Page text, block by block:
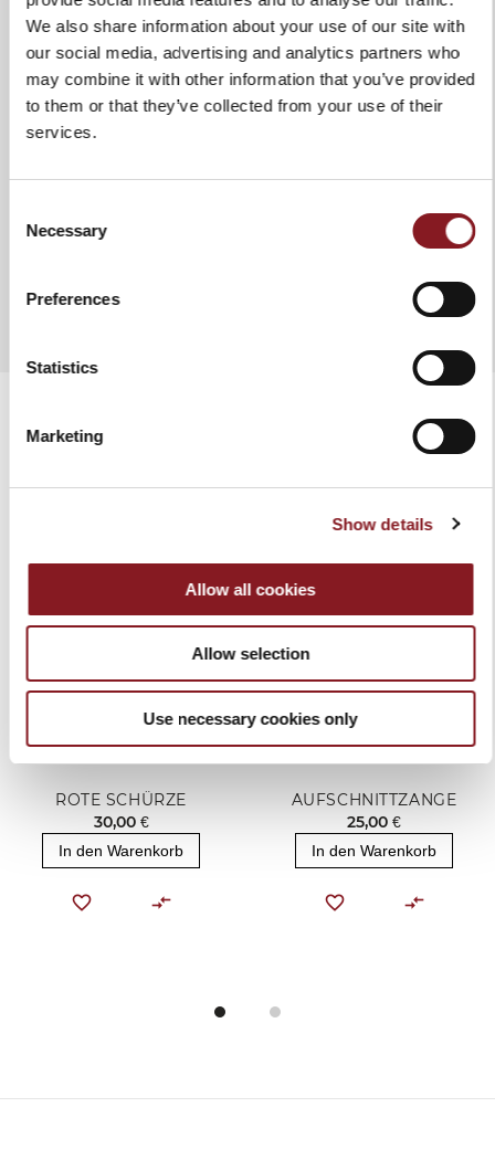
We also share information about your use of our site with
our social media, advertising and analytics partners who
may combine it with other information that you’ve provided
to them or that they’ve collected from your use of their
services.
Selection
Necessary
Preferences
Statistics
Marketing
Show details
Allow all cookies
Allow selection
Use necessary cookies only
sicherzustellen, dass es intakt
bleibt und lange hält. In jedem
Fall ist es ratsam, das Messer
jedes Mal zu trocknen, wenn Sie es
waschen. Verwenden Sie keine
VERWANDTE PRODUKTE
ROTE SCHÜRZE
30,00 €
In den Warenkorb
AUFSCHNITTZANGE
25,00 €
In den Warenkorb